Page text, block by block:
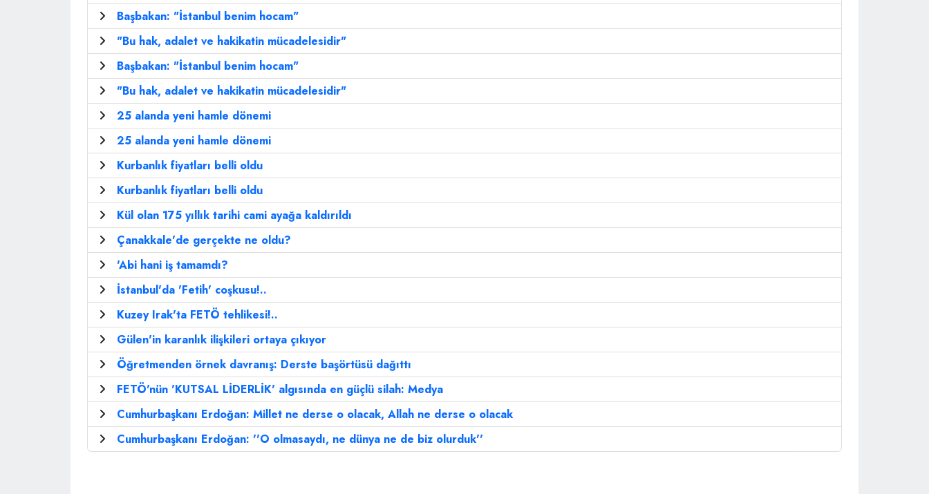
Başbakan: "İstanbul benim hocam"
"Bu hak, adalet ve hakikatin mücadelesidir"
Başbakan: "İstanbul benim hocam"
"Bu hak, adalet ve hakikatin mücadelesidir"
25 alanda yeni hamle dönemi
25 alanda yeni hamle dönemi
Kurbanlık fiyatları belli oldu
Kurbanlık fiyatları belli oldu
Kül olan 175 yıllık tarihi cami ayağa kaldırıldı
Çanakkale'de gerçekte ne oldu?
'Abi hani iş tamamdı?
İstanbul'da 'Fetih' coşkusu!..
Kuzey Irak'ta FETÖ tehlikesi!..
Gülen'in karanlık ilişkileri ortaya çıkıyor
Öğretmenden örnek davranış: Derste başörtüsü dağıttı
FETÖ'nün 'KUTSAL LİDERLİK' algısında en güçlü silah: Medya
Cumhurbaşkanı Erdoğan: Millet ne derse o olacak, Allah ne derse o olacak
Cumhurbaşkanı Erdoğan: ''O olmasaydı, ne dünya ne de biz olurduk''